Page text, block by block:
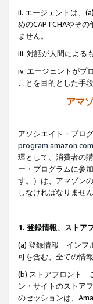
ii. エージェントは、
めのCAPTCHAやそ
ません。
iii. 対話が人間による
iv. エージェントがプ
ことを目的とした手
アマ
アソシエイト・プロ
環として、消費者の
ー・プログラムに参
す。）は、アマゾン
しなければなりません
1. 登録情報、ストア
(a) 登録情報 インフ
可を含む、全ての情
(b) ストアフロント
ン・サイトのストア
のセッションは、